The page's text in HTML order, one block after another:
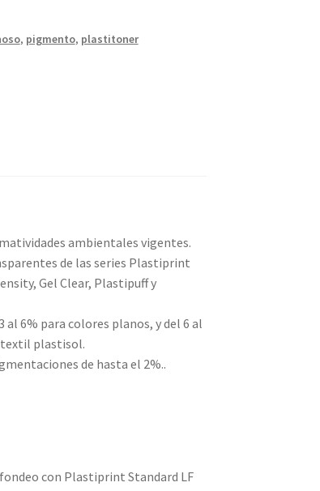
, pigmento, plastitoner
ambientales vigentes.
de las series Plastiprint
Gel Clear, Plastipuff y
6% para colores planos, y del 6 al
textil plastisol.
de hasta el 2%..
con Plastiprint Standard LF